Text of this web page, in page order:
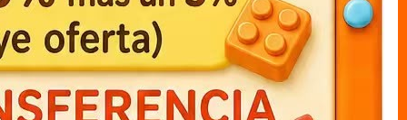
muneco cajas LUFFY c/capa
MUNECO C/CAJAS
muneco cajas mi heroe
academia katsuki12cm
MUNECO C/CAJAS